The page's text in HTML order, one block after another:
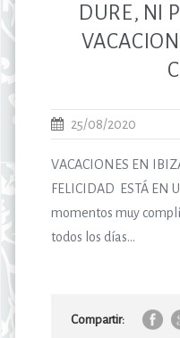
DURE, NI
25/08/2020
VACACIONES EN
FELICIDAD ESTÁ EN
momentos muy
todos los días...
Compartir: